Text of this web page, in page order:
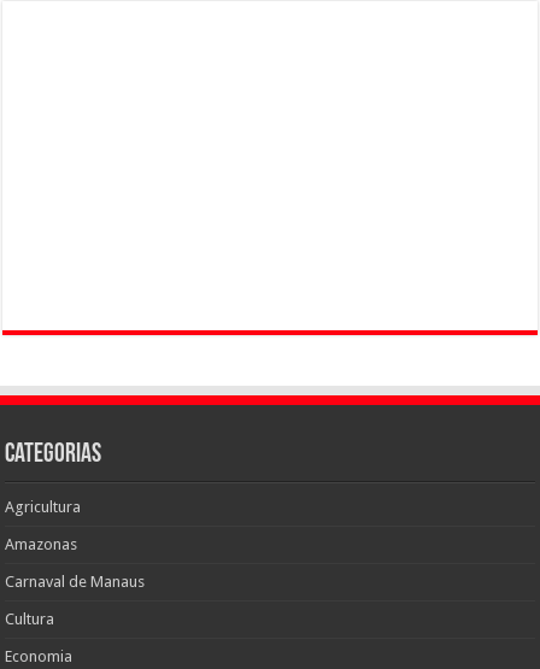
Categorias
Agricultura
Amazonas
Carnaval de Manaus
Cultura
Economia